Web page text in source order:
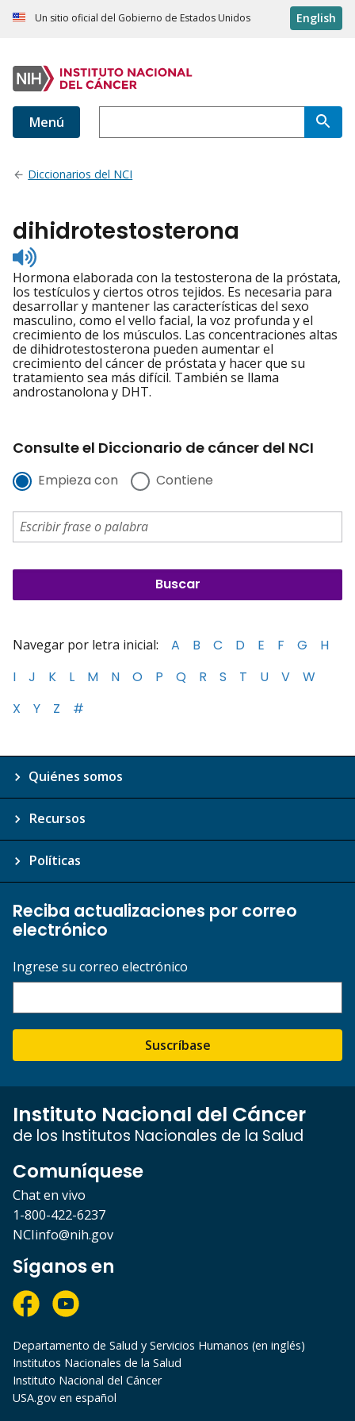
Un sitio oficial del Gobierno de Estados Unidos English
Menú
Diccionarios del NCI
dihidrotestosterona
Listen
to
pronunciation
Hormona elaborada con la testosterona de la próstata,
los testículos y ciertos otros tejidos. Es necesaria para
desarrollar y mantener las características del sexo
masculino, como el vello facial, la voz profunda y el
crecimiento de los músculos. Las concentraciones altas
de dihidrotestosterona pueden aumentar el
crecimiento del cáncer de próstata y hacer que su
tratamiento sea más difícil. También se llama
androstanolona y DHT.
Consulte el Diccionario de cáncer del NCI
Empieza con Contiene
Navegar por letra inicial: A B C D E F G
H
I
J K L M N O P Q R S T U V
W
X
Y Z #
Quiénes somos
Recursos
Políticas
Reciba actualizaciones por correo
electrónico
Ingrese su correo electrónico
Suscríbase
Instituto Nacional del Cáncer
de los Institutos Nacionales de la Salud
Comuníquese
Chat en vivo
1-800-422-6237
NCIinfo@nih.gov
Síganos en
Departamento de Salud y Servicios Humanos (en inglés)
Institutos Nacionales de la Salud
Instituto Nacional del Cáncer
USA.gov en español